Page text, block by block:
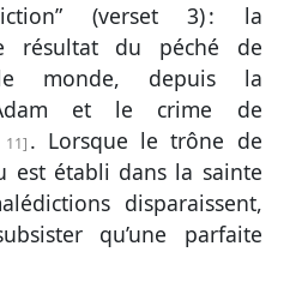
(verset 3) : la
résultat du péché de
monde, depuis la
et le crime de
. Lorsque le trône de
est établi dans la sainte
disparaissent,
qu’une parfaite